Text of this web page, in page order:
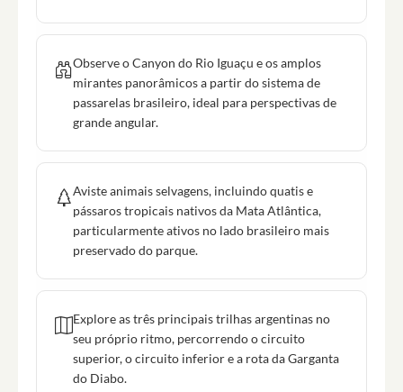
Observe o Canyon do Rio Iguaçu e os amplos
mirantes panorâmicos a partir do sistema de
passarelas brasileiro, ideal para perspectivas de
grande angular.
Aviste animais selvagens, incluindo quatis e
pássaros tropicais nativos da Mata Atlântica,
particularmente ativos no lado brasileiro mais
preservado do parque.
Explore as três principais trilhas argentinas no
seu próprio ritmo, percorrendo o circuito
superior, o circuito inferior e a rota da Garganta
do Diabo.